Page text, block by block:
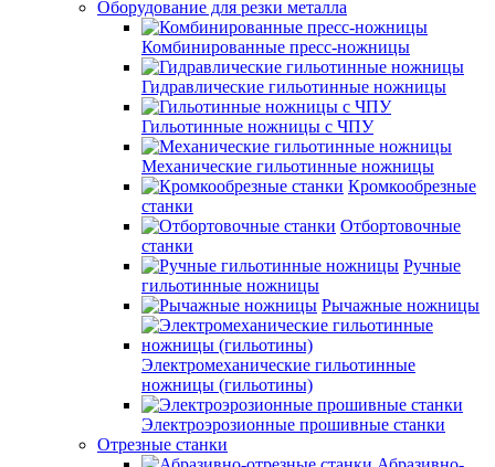
Оборудование для резки металла
Комбинированные пресс-ножницы
Гидравлические гильотинные ножницы
Гильотинные ножницы с ЧПУ
Механические гильотинные ножницы
Кромкообрезные
станки
Отбортовочные
станки
Ручные
гильотинные ножницы
Рычажные ножницы
Электромеханические гильотинные
ножницы (гильотины)
Электроэрозионные прошивные станки
Отрезные станки